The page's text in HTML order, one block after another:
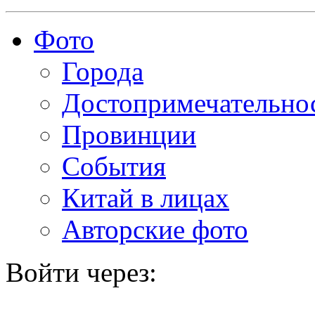
Фото
Города
Провинции
События
Китай в лицах
Авторские фото
Войти через: